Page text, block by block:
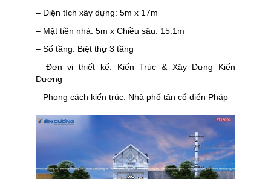
– Diện tích xây dựng: 5m x 17m
– Mặt tiền nhà: 5m x Chiều sâu: 15.1m
– Số tầng: Biệt thự 3 tầng
– Đơn vị thiết kế: Kiến Trúc & Xây Dựng Kiến
Dương
– Phong cách kiến trúc: Nhà phố tân cổ điển Pháp